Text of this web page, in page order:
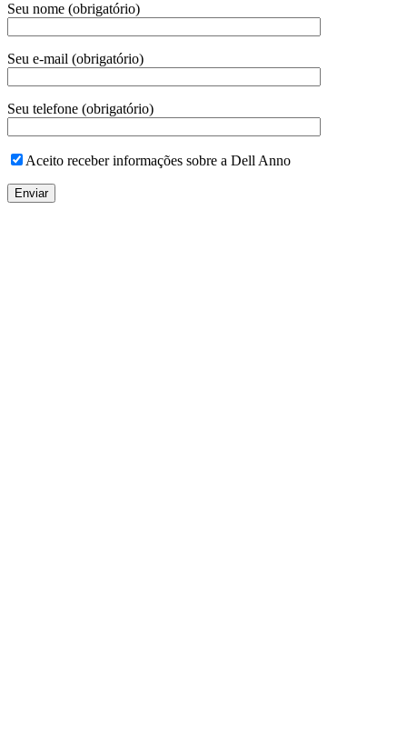
Seu nome (obrigatório)
Seu e-mail (obrigatório)
Seu telefone (obrigatório)
Aceito receber informações sobre a Dell Anno